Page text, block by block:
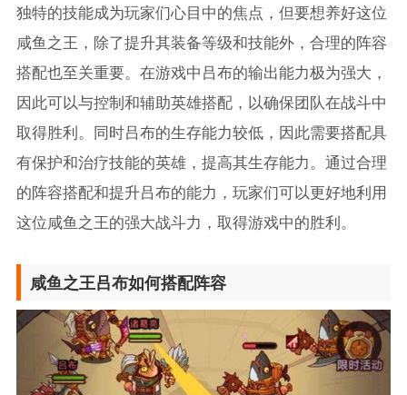
独特的技能成为玩家们心目中的焦点，但要想养好这位
咸鱼之王，除了提升其装备等级和技能外，合理的阵容
搭配也至关重要。在游戏中吕布的输出能力极为强大，
因此可以与控制和辅助英雄搭配，以确保团队在战斗中
取得胜利。同时吕布的生存能力较低，因此需要搭配具
有保护和治疗技能的英雄，提高其生存能力。通过合理
的阵容搭配和提升吕布的能力，玩家们可以更好地利用
这位咸鱼之王的强大战斗力，取得游戏中的胜利。
咸鱼之王吕布如何搭配阵容